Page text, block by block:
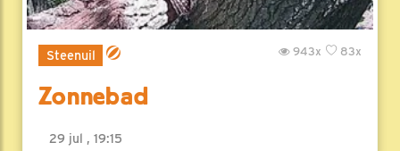
Steenuil 83x
943x
Zonnebad
29 jul , 19:15